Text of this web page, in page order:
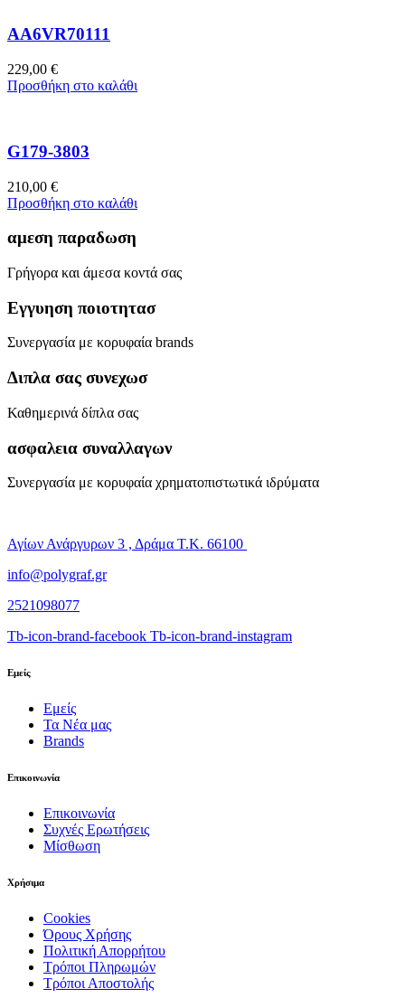
AA6VR70111
229,00 €
Προσθήκη στο καλάθι
G179-3803
210,00 €
Προσθήκη στο καλάθι
αμεση παραδωση
Γρήγορα και άμεσα κοντά σας
Εγγυηση ποιοτητασ
Συνεργασία με κορυφαία brands
Διπλα σας συνεχωσ
Καθημερινά δίπλα σας
ασφαλεια συναλλαγων
Συνεργασία με κορυφαία χρηματοπιστωτικά ιδρύματα
Αγίων Ανάργυρων 3 , Δράμα Τ.Κ. 66100
info@polygraf.gr
2521098077
Tb-icon-brand-facebook Tb-icon-brand-instagram
Εμείς
Εμείς
Τα Νέα μας
Brands
Επικοινωνία
Επικοινωνία
Συχνές Ερωτήσεις
Μίσθωση
Χρήσιμα
Cookies
Όρους Χρήσης
Πολιτική Απορρήτου
Τρόποι Πληρωμών
Τρόποι Αποστολής